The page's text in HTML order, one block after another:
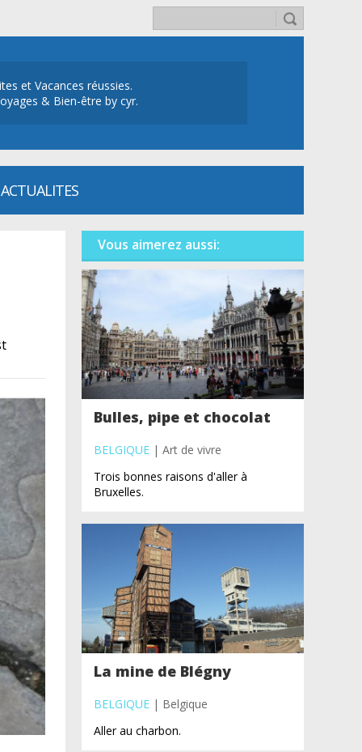
et Vacances réussies.
& Bien-être by cyr.
ACTUALITES
Vous aimerez aussi:
Bulles, pipe et chocolat
BELGIQUE | Art de vivre
Trois bonnes raisons d'aller à
Bruxelles.
La mine de Blégny
BELGIQUE | Belgique
Aller au charbon.